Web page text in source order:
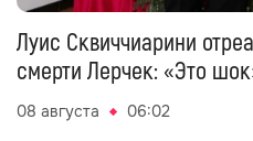
Луис Сквиччиарини
смерти Лерчек: «Это
08 августа 06:02